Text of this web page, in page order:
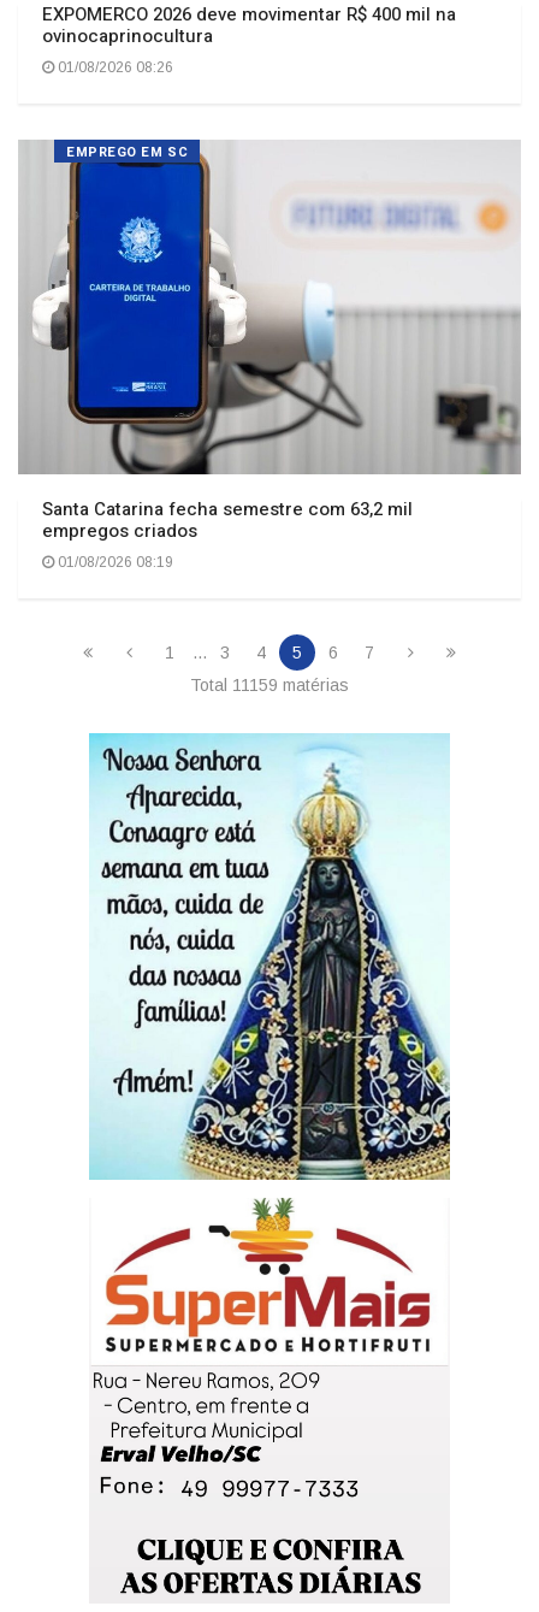
EXPOMERCO 2026 deve movimentar R$ 400 mil na
ovinocaprinocultura
01/08/2026 08:26
EMPREGO EM SC
Santa Catarina fecha semestre com 63,2 mil
empregos criados
01/08/2026 08:19
1 ... 3 4 5 6
7
Total 11159 matérias